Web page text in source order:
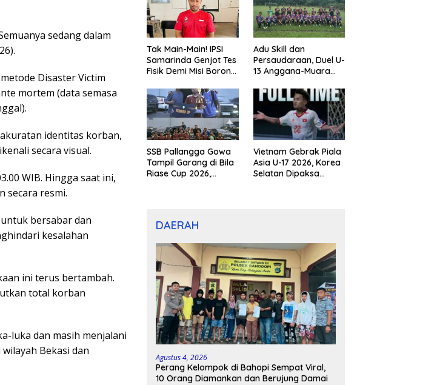
sedang dalam
Disaster Victim
mortem (data semasa
identitas korban,
secara visual.
WIB. Hingga saat ini,
secara resmi.
bersabar dan
kesalahan
ini terus bertambah.
total korban
luka dan masih menjalani
Bekasi dan
Tak Main-Main! IPSI
Samarinda Genjot Tes
Fisik Demi Misi Borong
Kaltim 2026
Adu Skill dan
Persaudaraan, Duel U-
13 Anggana-Muara
Meriah
SSB Pallangga Gowa
Tampil Garang di Bila
Riase Cup 2026,
Vietnam Gebrak Piala
Asia U-17 2026, Korea
Selatan Dipaksa
DAERAH
Agustus 4, 2026
Perang Kelompok di Bahopi Sempat Viral,
10 Orang Diamankan dan Berujung Damai